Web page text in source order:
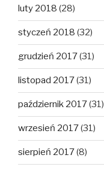
luty 2018 (28)
styczeń 2018 (32)
grudzień 2017(31)
listopad 2017(31)
październik 2017(31)
wrzesień 2017(31)
sierpień 2017(8)